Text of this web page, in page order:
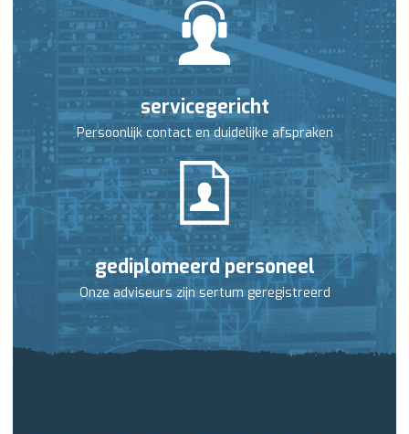
servicegericht
Persoonlijk contact en duidelijke afspraken
gediplomeerd personeel
Onze adviseurs zijn sertum geregistreerd